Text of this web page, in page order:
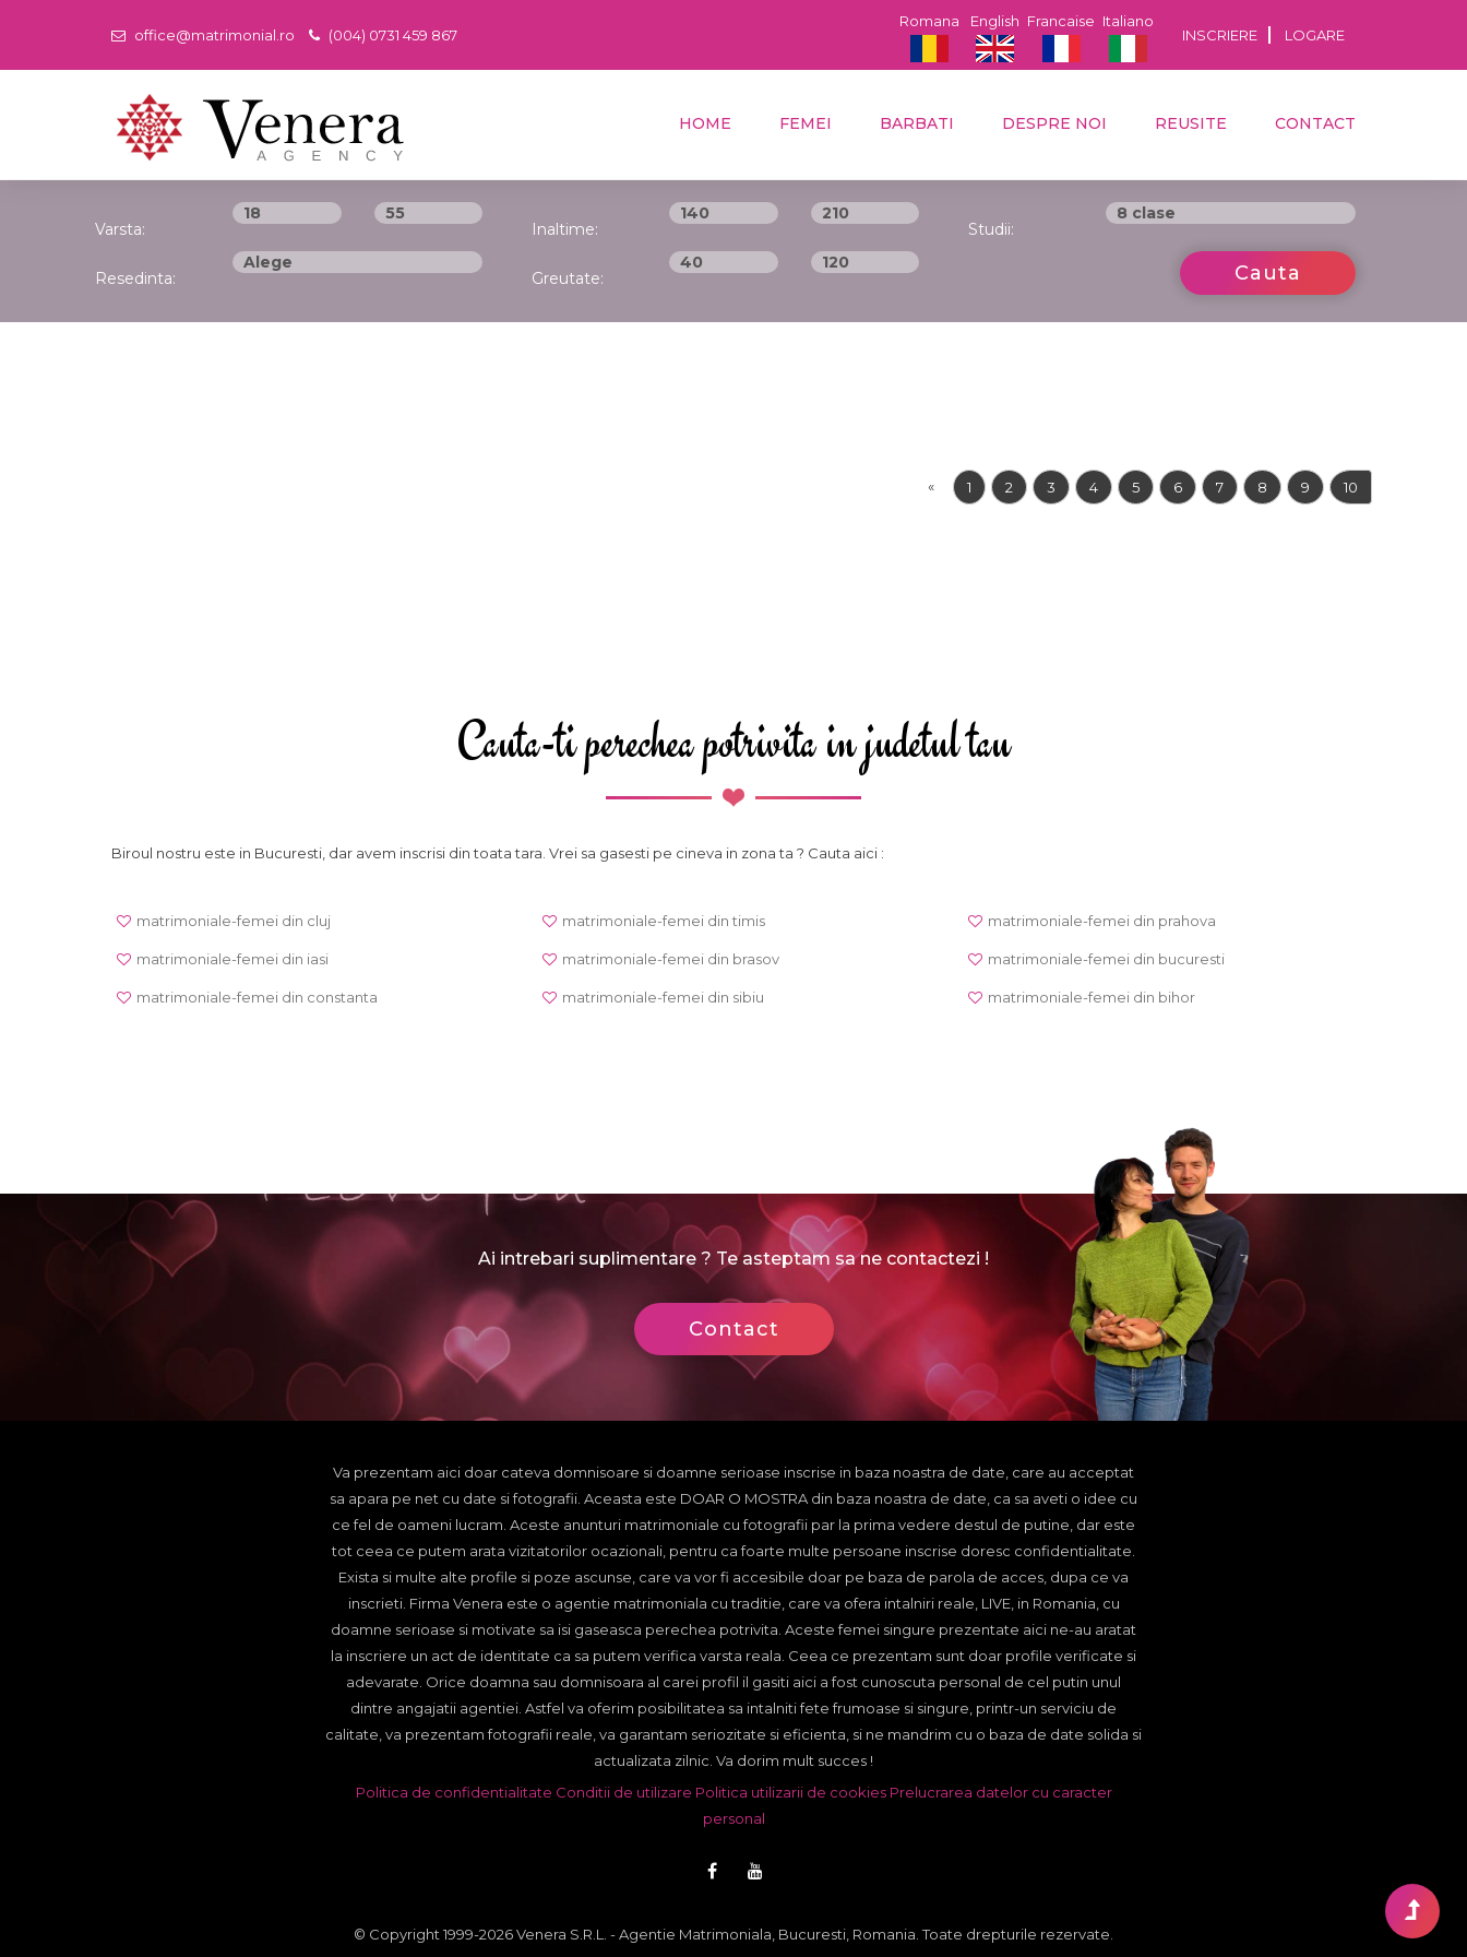
office@matrimonial.ro (004) 0731 459 867 INSCRIERE LOGARE
Italiano
Francaise
English
Romana
HOME FEMEI BARBATI DESPRE NOI REUSITE CONTACT
Varsta:
Resedinta:
Inaltime:
Greutate:
Studii:
Cauta
« 1 2 3 4 5 6 7 8 9 10
Cauta-ti perechea potrivita in judetul tau
Biroul nostru este in Bucuresti, dar avem inscrisi din toata tara. Vrei sa gasesti pe cineva in zona ta ? Cauta aici :
matrimoniale-femei din cluj
matrimoniale-femei din iasi
matrimoniale-femei din constanta
matrimoniale-femei din timis
matrimoniale-femei din brasov
matrimoniale-femei din sibiu
matrimoniale-femei din prahova
matrimoniale-femei din bucuresti
matrimoniale-femei din bihor
Ai intrebari suplimentare ? Te asteptam sa ne contactezi !
Contact
Va prezentam aici doar cateva domnisoare si doamne serioase inscrise in baza noastra de date, care au acceptat
sa apara pe net cu date si fotografii. Aceasta este DOAR O MOSTRA din baza noastra de date, ca sa aveti o idee cu
ce fel de oameni lucram. Aceste anunturi matrimoniale cu fotografii par la prima vedere destul de putine, dar este
tot ceea ce putem arata vizitatorilor ocazionali, pentru ca foarte multe persoane inscrise doresc confidentialitate.
Exista si multe alte profile si poze ascunse, care va vor fi accesibile doar pe baza de parola de acces, dupa ce va
inscrieti. Firma Venera este o agentie matrimoniala cu traditie, care va ofera intalniri reale, LIVE, in Romania, cu
doamne serioase si motivate sa isi gaseasca perechea potrivita. Aceste femei singure prezentate aici ne-au aratat
la inscriere un act de identitate ca sa putem verifica varsta reala. Ceea ce prezentam sunt doar profile verificate si
adevarate. Orice doamna sau domnisoara al carei profil il gasiti aici a fost cunoscuta personal de cel putin unul
dintre angajatii agentiei. Astfel va oferim posibilitatea sa intalniti fete frumoase si singure, printr-un serviciu de
calitate, va prezentam fotografii reale, va garantam seriozitate si eficienta, si ne mandrim cu o baza de date solida si
actualizata zilnic. Va dorim mult succes !
Politica de confidentialitate Conditii de utilizare Politica utilizarii de cookies Prelucrarea datelor cu caracter
personal
© Copyright 1999-2026 Venera S.R.L. - Agentie Matrimoniala, Bucuresti, Romania. Toate drepturile rezervate.